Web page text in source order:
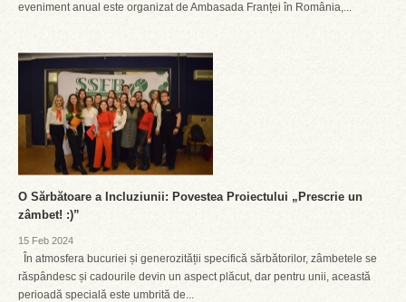
eveniment anual este organizat de Ambasada Franței în România,...
O Sărbătoare a Incluziunii: Povestea Proiectului „Prescrie un
zâmbet! :)”
15 Feb 2024
În atmosfera bucuriei și generozității specifică sărbătorilor, zâmbetele se
răspândesc și cadourile devin un aspect plăcut, dar pentru unii, această
perioadă specială este umbrită de...